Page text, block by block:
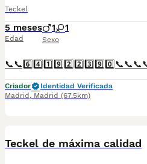
Teckel
5 meses
Edad
1 1
Sexo
Criador
Identidad Verificada
Madrid , Madrid (67.5km)
Teckel de máxima calidad